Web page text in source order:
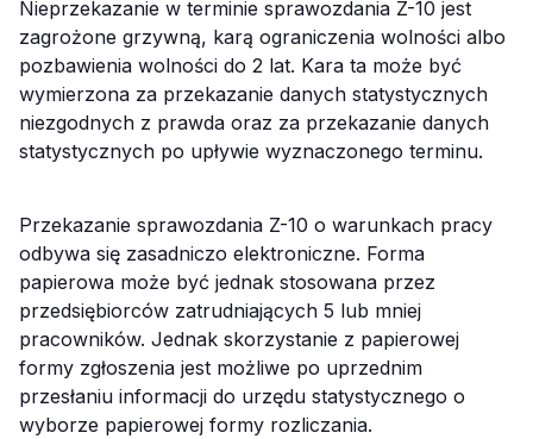
Nieprzekazanie w terminie sprawozdania Z-10 jest
zagrożone grzywną, karą ograniczenia wolności albo
pozbawienia wolności do 2 lat. Kara ta może być
wymierzona za przekazanie danych statystycznych
niezgodnych z prawda oraz za przekazanie danych
statystycznych po upływie wyznaczonego terminu.
Przekazanie sprawozdania Z-10 o warunkach pracy
odbywa się zasadniczo elektroniczne. Forma
papierowa może być jednak stosowana przez
przedsiębiorców zatrudniających 5 lub mniej
pracowników. Jednak skorzystanie z papierowej
formy zgłoszenia jest możliwe po uprzednim
przesłaniu informacji do urzędu statystycznego o
wyborze papierowej formy rozliczania.